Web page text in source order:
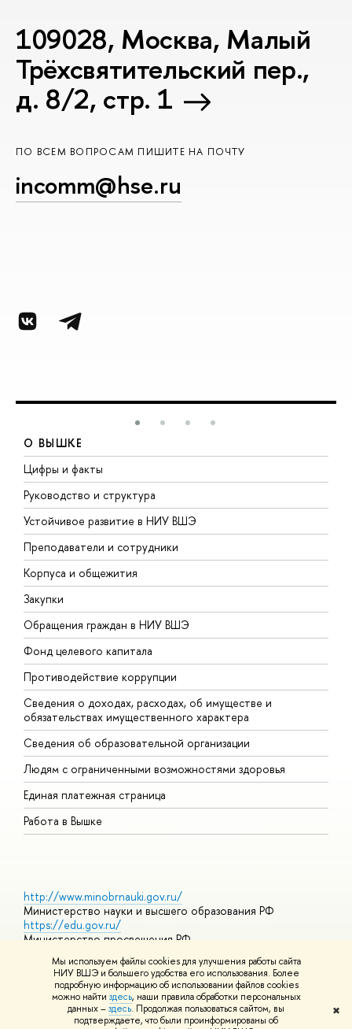
Мы используем файлы cookies для улучшения работы сайта
НИУ ВШЭ и большего удобства его использования. Более
подробную информацию об использовании файлов cookies
можно найти здесь, наши правила обработки персональных
данных –здесь. Продолжая пользоваться сайтом, вы
подтверждаете, что были проинформированы об
✖
109028, Москва, Малый
Трёхсвятительский пер.,
д. 8/2, стр. 1
ПО ВСЕМ ВОПРОСАМ ПИШИТЕ НА ПОЧТУ
incomm@hse.ru
О ВЫШКЕ
Цифры и факты
Руководство и структура
Устойчивое развитие в НИУ ВШЭ
Преподаватели и сотрудники
Корпуса и общежития
Закупки
Обращения граждан в НИУ ВШЭ
Фонд целевого капитала
Противодействие коррупции
Сведения о доходах, расходах, об имуществе и
обязательствах имущественного характера
Сведения об образовательной организации
Людям с ограниченными возможностями здоровья
Единая платежная страница
Работа в Вышке
http://www.minobrnauki.gov.ru/
Министерство науки и высшего образования РФ
https://edu.gov.ru/
Министерство просвещения РФ
https://elearning.hse.ru/mooc
Массовые открытые онлайн-курсы
© НИУ ВШЭ 1993–2026 Адреса и контактыУсловия
использования материалов Политика конфиденциальности